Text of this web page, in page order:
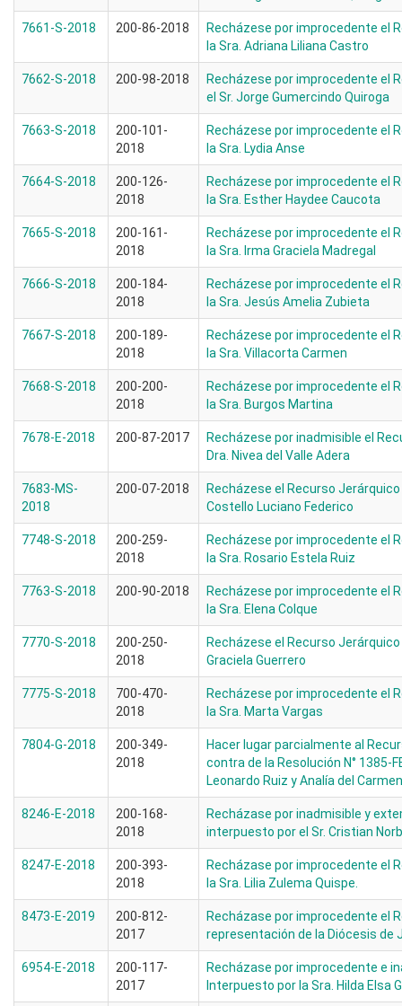
7661-S-2018 200-86-2018
Recházese por improcedente el
la Sra. Adriana Liliana Castro
7662-S-2018 200-98-2018
Recházese por improcedente el
el Sr. Jorge Gumercindo Quiroga
7663-S-2018
200-101-
2018
Recházese por improcedente el
la Sra. Lydia Anse
7664-S-2018
200-126-
2018
Recházese por improcedente el
la Sra. Esther Haydee Caucota
7665-S-2018
200-161-
2018
Recházese por improcedente el
la Sra. Irma Graciela Madregal
7666-S-2018
200-184-
2018
Recházese por improcedente el
la Sra. Jesús Amelia Zubieta
7667-S-2018
200-189-
2018
Recházese por improcedente el
la Sra. Villacorta Carmen
7668-S-2018
200-200-
2018
Recházese por improcedente el
la Sra. Burgos Martina
7678-E-2018 200-87-2017
Recházese por inadmisible el
Dra. Nivea del Valle Adera
7683-MS-
2018
200-07-2018
Recházese el Recurso
Costello Luciano Federico
7748-S-2018
200-259-
2018
Recházese por improcedente el
la Sra. Rosario Estela Ruiz
7763-S-2018 200-90-2018
Recházese por improcedente el
la Sra. Elena Colque
7770-S-2018
200-250-
2018
Recházese el Recurso
Graciela Guerrero
7775-S-2018
700-470-
2018
Recházese por improcedente el
la Sra. Marta Vargas
7804-G-2018
200-349-
2018
Hacer lugar parcialmente al
contra de la Resolución N° 1385-
Leonardo Ruiz y Analía del
8246-E-2018
200-168-
2018
Recházase por inadmisible y
interpuesto por el Sr. Cristian
8247-E-2018
200-393-
2018
Recházase por improcedente el
la Sra. Lilia Zulema Quispe.
8473-E-2019
200-812-
2017
Recházase por improcedente el
representación de la Diócesis de
6954-E-2018
200-117-
2017
Recházase por improcedente e
Interpuesto por la Sra. Hilda Elsa